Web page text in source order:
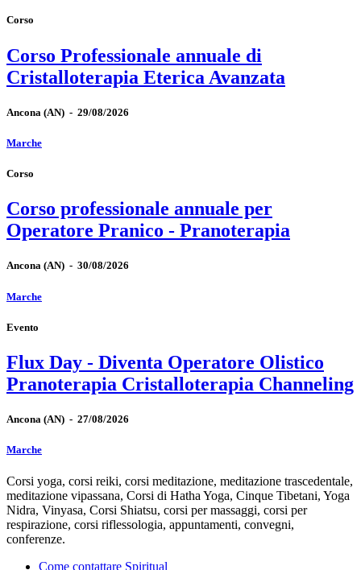
Corso
Corso Professionale annuale di
Cristalloterapia Eterica Avanzata
Ancona (AN) - 29/08/2026
Marche
Corso
Corso professionale annuale per
Operatore Pranico - Pranoterapia
Ancona (AN) - 30/08/2026
Marche
Evento
Flux Day - Diventa Operatore Olistico
Pranoterapia Cristalloterapia Channeling
Ancona (AN) - 27/08/2026
Marche
Corsi yoga, corsi reiki, corsi meditazione, meditazione trascedentale,
meditazione vipassana, Corsi di Hatha Yoga, Cinque Tibetani, Yoga
Nidra, Vinyasa, Corsi Shiatsu, corsi per massaggi, corsi per
respirazione, corsi riflessologia, appuntamenti, convegni,
conferenze.
Come contattare Spiritual